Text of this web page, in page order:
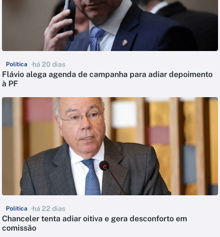
Política há 20 dias
Flávio alega agenda de campanha para adiar depoimento
à PF
Política há 22 dias
Chanceler tenta adiar oitiva e gera desconforto em
comissão